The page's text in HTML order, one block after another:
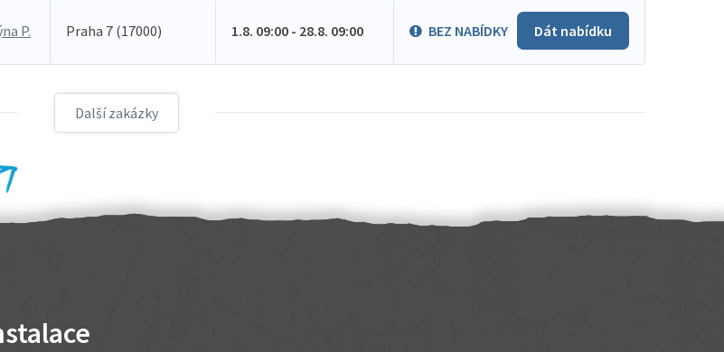
P. Praha 7 (17000) 1.8. 09:00 - 28.8. 09:00 BEZ NABÍDKY Dát nabídku
Další zakázky